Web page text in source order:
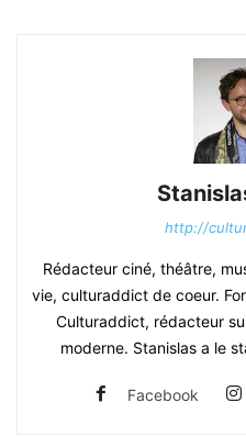
http://
Rédacteur ciné, théâtre,
vie, culturaddict de coeur.
Culturaddict, rédacteur
moderne. Stanislas a le
Facebook